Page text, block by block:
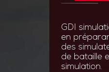
GDI
en
des
de bataille
simulation.